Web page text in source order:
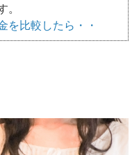
を比較したら・・